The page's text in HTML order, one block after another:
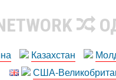
Казахстан
США-